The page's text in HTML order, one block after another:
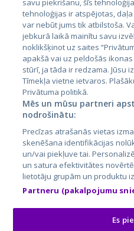
Lietuva
City24.lv
City24.ee
GetaPro.lv
GetaPro.ee
Skelbiu.lt
Autoplius.lt
Aruodas.lt
savu piekrišanu, šīs
tehnoloģijas ir atspējotas,
var nebūt jums tik atbilstoša.
jebkurā laikā mainītu savu
noklikšķinot uz saites
apakšā vai uz peldošās
stūrī, ja tāda ir redzama. Jūsu
Tīmekļa vietne ietvaros.
Privātuma politikā.
Mēs un mūsu partneri
nodrošinātu:
Precīzas atrašanās vietas
skenēšana identifikācijas
un/vai piekļuve tai.
un satura efektivitātes
lietotāju grupām un produktu
Partneru (pakalpojumu
Es